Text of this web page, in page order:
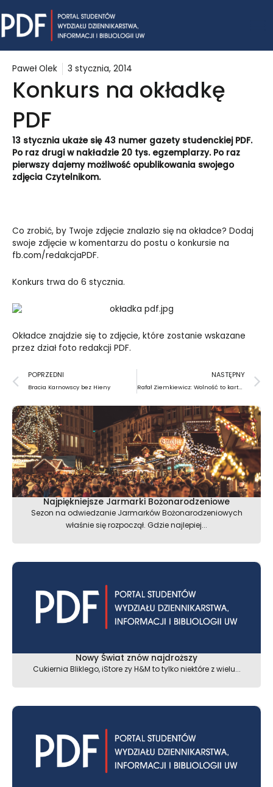
to
content
Paweł Olek 3 stycznia, 2014
Konkurs na okładkę
PDF
13 stycznia ukaże się 43 numer gazety studenckiej PDF.
Po raz drugi w nakładzie 20 tys. egzemplarzy. Po raz
pierwszy dajemy możliwość opublikowania swojego
zdjęcia Czytelnikom.
Co zrobić, by Twoje zdjęcie znalazło się na okładce? Dodaj
swoje zdjęcie w komentarzu do postu o konkursie na
fb.com/redakcjaPDF.
Konkurs trwa do 6 stycznia.
Okładce znajdzie się to zdjęcie, które zostanie wskazane
przez dział foto redakcji PDF.
Prev
POPRZEDNI
Bracia Karnowscy bez Hieny
NASTĘPNY
Rafał Ziemkiewicz: Wolność to kartka i długopis
Najpiękniejsze Jarmarki Bożonarodzeniowe
Sezon na odwiedzanie Jarmarków Bożonarodzeniowych
właśnie się rozpoczął. Gdzie najlepiej...
Nowy Świat znów najdroższy
Cukiernia Bliklego, iStore zy H&M to tylko niektóre z wielu...